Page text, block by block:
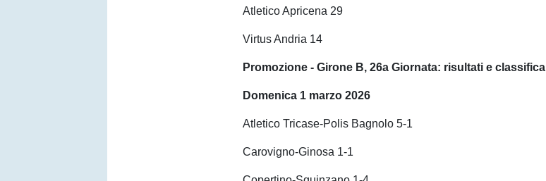
Atletico Apricena 29
Virtus Andria 14
Promozione - Girone B, 26a Giornata: risultati e classifica
Domenica 1 marzo 2026
Atletico Tricase-Polis Bagnolo 5-1
Carovigno-Ginosa 1-1